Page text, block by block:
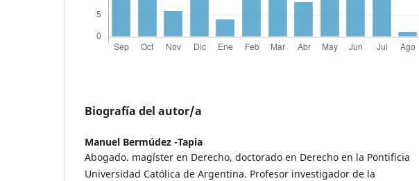
Biografía del autor/a
Manuel Bermúdez -Tapia
Abogado. magíster en Derecho, doctorado en Derecho en la Pontificia
Universidad Católica de Argentina. Profesor investigador de la